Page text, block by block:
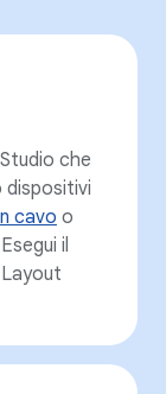
che
dispositivi
cavo o
il